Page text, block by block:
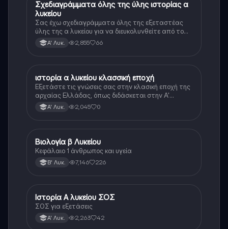
Ιστορία
Σχεδιαγράμματα όλης της ύλης ιστορίας α
λυκείου
Σας έχω σχεδιαγράμματα όλης της εξεταστέας
ύλης της α λυκείου για να διευκολυνθείτε από το
τεράστιο βάρος του βιβλίου
Α' Λυκ. 2,855 66
Ιστορία
ιστορία α λυκείου κλασσική εποχή
Εξετάστε τις γνώσεις σας στην κλασική εποχή της
αρχαίας Ελλάδας, όπως διδάσκεται στην Α'
Λυκείου.Α' Λυκ. 2,045 0
Βιολογία
Βιολογία β Λυκείου
Κεφάλαιο 1 άνθρωπος και υγεία
Β' Λυκ. 7,146 226
Ιστορία
Ιστορία Α λυκείου ΣΟΣ
ΣΟΣ για εξετάσεις
Α' Λυκ. 2,263 42